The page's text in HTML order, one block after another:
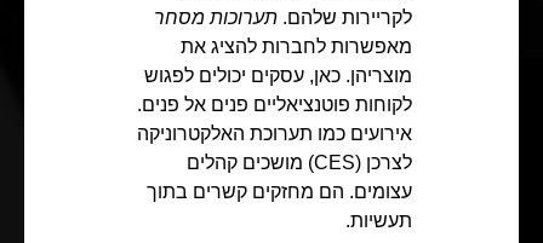
לקריירות שלהם. תערוכות מסחר
מאפשרות לחברות להציג את
מוצריהן. כאן, עסקים יכולים לפגוש
לקוחות פוטנציאליים פנים אל פנים.
אירועים כמו תערוכת האלקטרוניקה
לצרכן (CES) מושכים קהלים
עצומים. הם מחזקים קשרים בתוך
תעשיות.